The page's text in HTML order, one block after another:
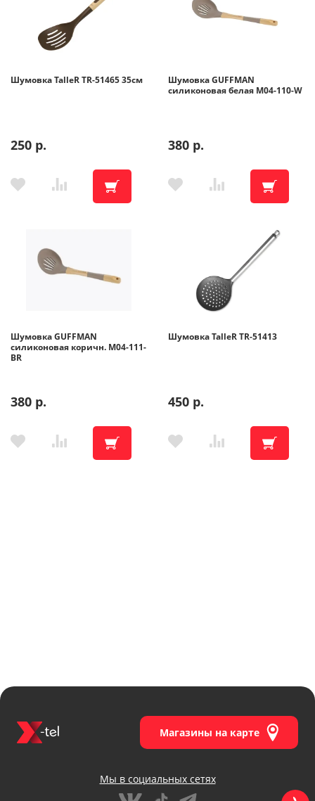
Шумовка TalleR TR-51465 35см
250 р.
Шумовка GUFFMAN
силиконовая белая M04-110-W
380 р.
Шумовка GUFFMAN
силиконовая коричн. M04-111-
BR
380 р.
Шумовка TalleR TR-51413
450 р.
Магазины на карте
Мы в социальных сетях